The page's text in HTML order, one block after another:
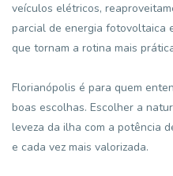
veículos elétricos,
parcial de energia fotovoltaica
que tornam a rotina mais
Florianópolis é para quem
boas escolhas. Escolher a
leveza da ilha com a potência
e cada vez mais valorizada.